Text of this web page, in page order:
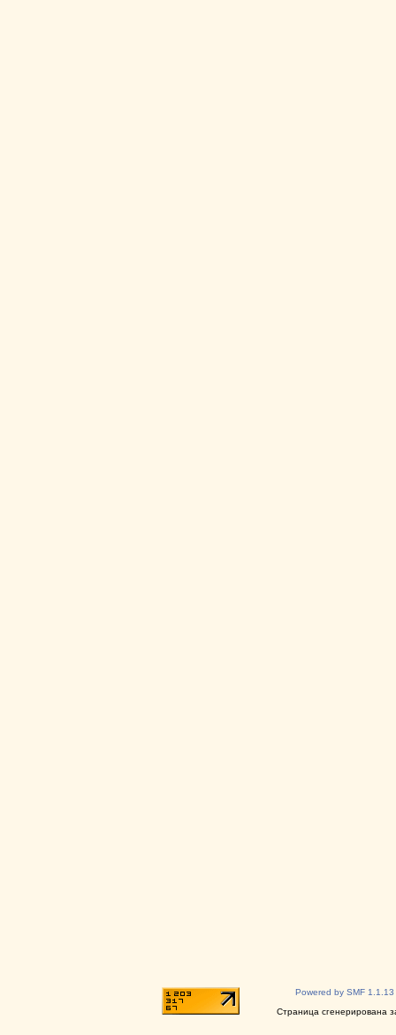
Powered by SMF 1.1.13
Страница сгенерирована